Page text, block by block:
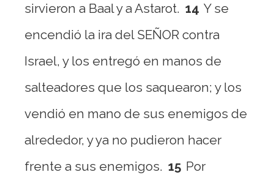
sirvieron a Baal y a Astarot. 14 Y se
encendió la ira del SEÑOR contra
Israel, y los entregó en manos de
salteadores que los saquearon; y los
vendió en mano de sus enemigos de
alrededor, y ya no pudieron hacer
frente a sus enemigos. 15 Por